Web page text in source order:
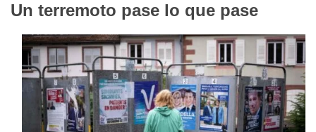
Un terremoto pase lo que pase